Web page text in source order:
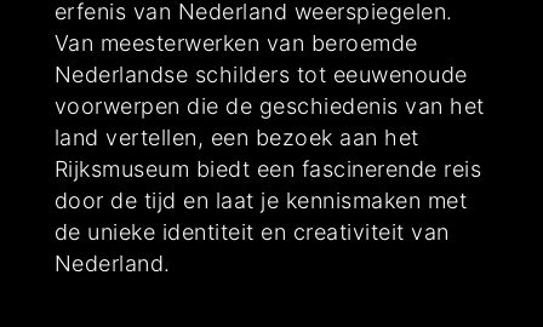
erfenis van Nederland weerspiegelen.
Van meesterwerken van beroemde
Nederlandse schilders tot eeuwenoude
voorwerpen die de geschiedenis van het
land vertellen, een bezoek aan het
Rijksmuseum biedt een fascinerende reis
door de tijd en laat je kennismaken met
de unieke identiteit en creativiteit van
Nederland.